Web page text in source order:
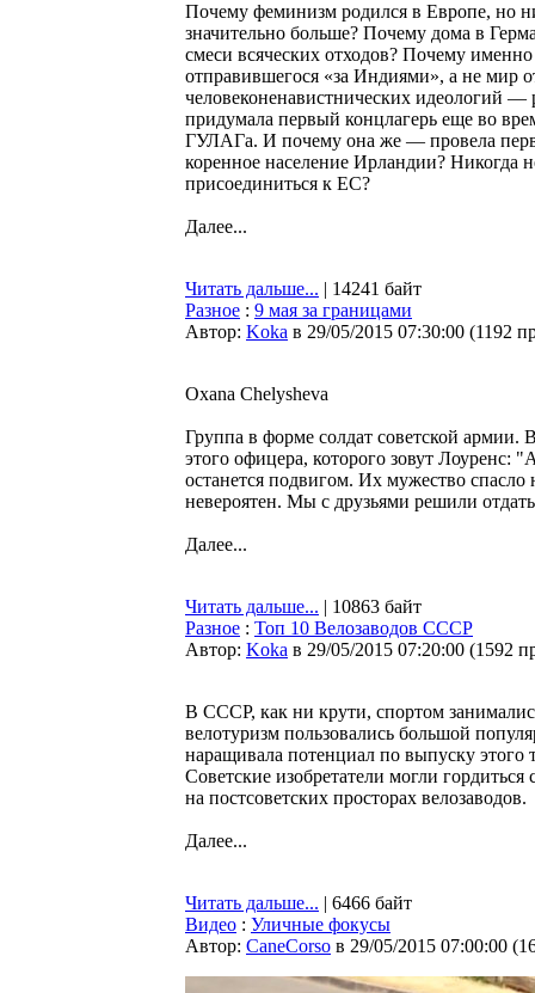
Почему феминизм родился в Европе, но
значительно больше? Почему дома в
смеси всяческих отходов? Почему
отправившегося «за Индиями», а не
человеконенавистнических идеологий
придумала первый концлагерь еще во
ГУЛАГа. И почему она же — провела
коренное население Ирландии? Никогда
присоединиться к ЕС?
Далее...
Читать дальше... | 14241 байт
Разное : 9 мая за границами
Автор: Koka в 29/05/2015 07:30:00 (1192
Oxana Chelysheva
Группа в форме солдат советской армии.
этого офицера, которого зовут Лоуренс:
останется подвигом. Их мужество
невероятен. Мы с друзьями решили
Далее...
Читать дальше... | 10863 байт
Разное : Топ 10 Велозаводов СССР
Автор: Koka в 29/05/2015 07:20:00 (1592
В СССР, как ни крути, спортом
велотуризм пользовались большой
наращивала потенциал по выпуску этого
Советские изобретатели могли
на постсоветских просторах велозаводов.
Далее...
Читать дальше... | 6466 байт
Видео : Уличные фокусы
Автор: CaneCorso в 29/05/2015 07:00:00 (